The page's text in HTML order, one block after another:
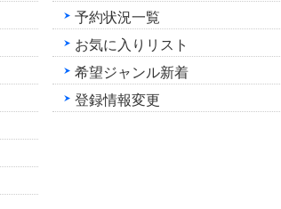
予約状況一覧
お気に入りリスト
希望ジャンル新着
登録情報変更